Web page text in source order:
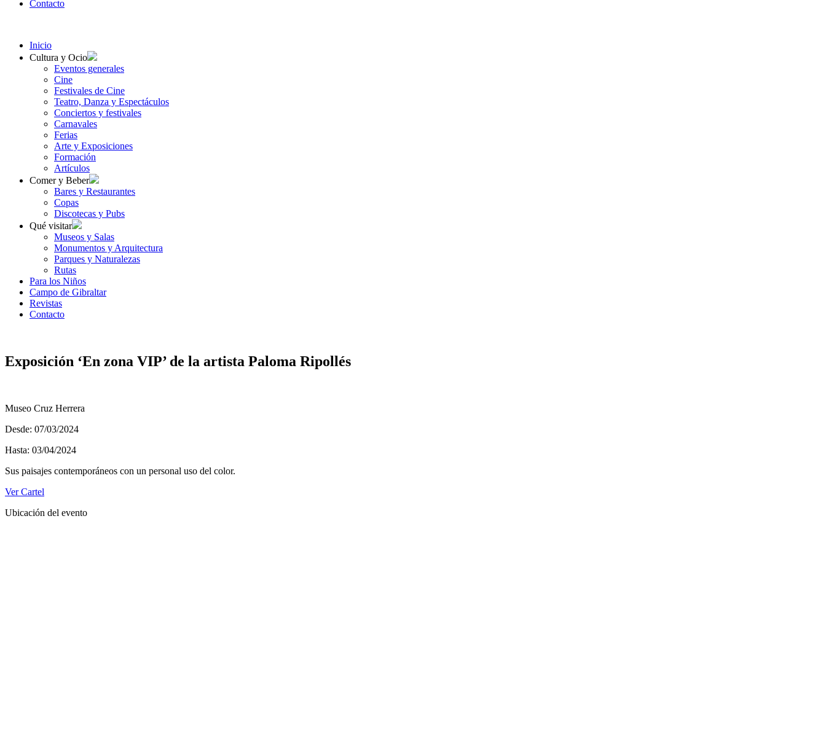
Contacto
Inicio
Cultura y Ocio
Eventos generales
Cine
Festivales de Cine
Teatro, Danza y Espectáculos
Conciertos y festivales
Carnavales
Ferias
Arte y Exposiciones
Formación
Artículos
Comer y Beber
Bares y Restaurantes
Copas
Discotecas y Pubs
Qué visitar
Museos y Salas
Monumentos y Arquitectura
Parques y Naturalezas
Rutas
Para los Niños
Campo de Gibraltar
Revistas
Contacto
Exposición ‘En zona VIP’ de la artista Paloma Ripollés
Museo Cruz Herrera
Desde: 07/03/2024
Hasta: 03/04/2024
Sus paisajes contemporáneos con un personal uso del color.
Ver Cartel
Ubicación del evento